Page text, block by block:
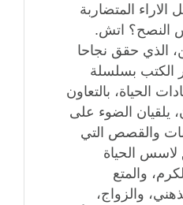
المتضاربة
النصح؟ اتش.
الذي حقق نجاحا
الكتب بسلسلة
الحياة، بالتعاون
يلقيان الضوء على
والقصص التي
الحياة
والمتع
والزواج،